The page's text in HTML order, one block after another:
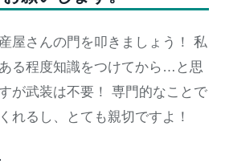
屋さんの門を叩きましょう！ 私
る程度知識をつけてから…と思
が武装は不要！ 専門的なことで
れるし、とても親切ですよ！